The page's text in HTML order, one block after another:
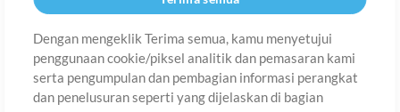
Dengan mengeklik Terima semua, kamu menyetujui
penggunaan cookie/piksel analitik dan pemasaran kami
serta pengumpulan dan pembagian informasi perangkat
dan penelusuran seperti yang dijelaskan di bagian
Tentang Ketentuan Penggunaan Kebijakan Privasi
Preferensi
Cookie
Hubungi
©2006-2026 oleh MultiTracks.com LLC. Semua Hak Cipta Dilindungi